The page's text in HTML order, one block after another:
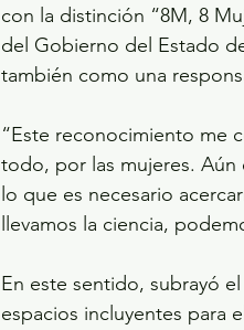
con la distinción “8M, 8
del Gobierno del Estado
también como una
“Este reconocimiento me
todo, por las mujeres. Aún
lo que es necesario
llevamos la ciencia,
En este sentido, subrayó
espacios incluyentes para